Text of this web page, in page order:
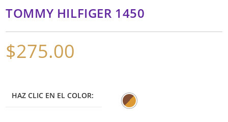
TOMMY HILFIGER 1450
$275.00
HAZ CLIC EN EL COLOR: